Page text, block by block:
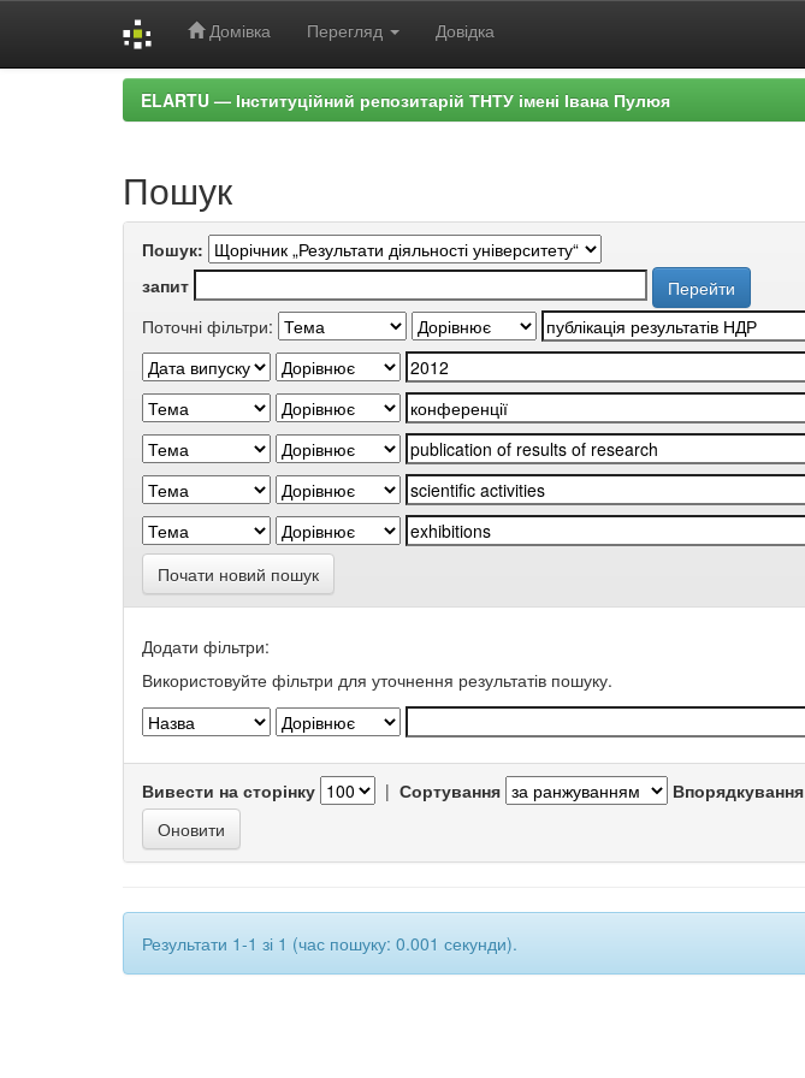
Домівка Перегляд Довідка
ELARTU — Інституційний репозитарій ТНТУ імені Івана Пулюя
Пошук
Пошук:
запит
Поточні фільтри:
Почати новий пошук
Додати фільтри:
Використовуйте фільтри для уточнення результатів пошуку.
Вивести на сторінку | Сортування Впорядкування
Результати 1-1 зі 1 (час пошуку: 0.001 секунди).